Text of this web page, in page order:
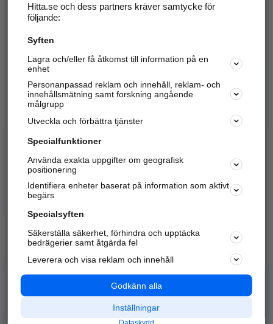
Hitta.se - Gratis nummerupplysning.
Sök företag, personer och platser.
Hitta telefonnummer, adresser, företagsinfo mm.
Marknadsför företaget
Kom igång och annonsera mot
samarbetspartners nära dig.
Alla kategorier
Populära sökningar
API & Kartor
Annonsera
Integritet
Nödnummer
Hitta.se och dess partners kräver samtycke för
följande:
Syften
Lagra och/eller få åtkomst till information på en
enhet
Personanpassad reklam och innehåll, reklam- och
innehållsmätning samt forskning angående
målgrupp
Utveckla och förbättra tjänster
Specialfunktioner
Använda exakta uppgifter om geografisk
positionering
Identifiera enheter baserat på information som aktivt
begärs
Specialsyften
Säkerställa säkerhet, förhindra och upptäcka
bedrägerier samt åtgärda fel
Leverera och visa reklam och innehåll
Godkänn alla
Inställningar
Dataskydd